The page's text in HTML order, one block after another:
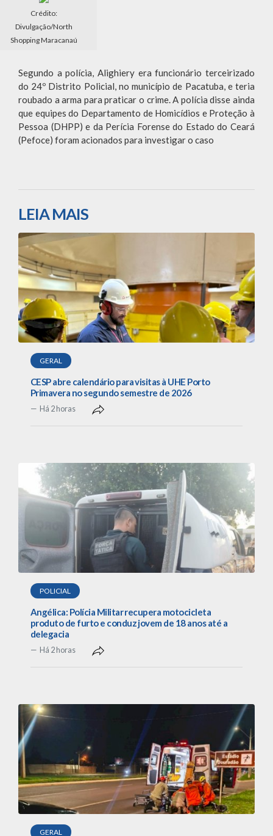
Crédito:
Divulgação/North
Shopping Maracanaú
Segundo a polícia, Alighiery era funcionário terceirizado
do 24º Distrito Policial, no município de Pacatuba, e teria
roubado a arma para praticar o crime. A polícia disse ainda
que equipes do Departamento de Homicídios e Proteção à
Pessoa (DHPP) e da Perícia Forense do Estado do Ceará
(Pefoce) foram acionados para investigar o caso
LEIA MAIS
GERAL
CESP abre calendário para visitas à UHE Porto
Primavera no segundo semestre de 2026
Há 2 horas
POLICIAL
Angélica: Polícia Militar recupera motocicleta
produto de furto e conduz jovem de 18 anos até a
delegacia
Há 2 horas
GERAL